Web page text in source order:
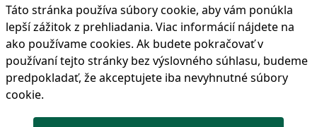
Táto stránka používa súbory cookie, aby vám ponúkla
lepší zážitok z prehliadania. Viac informácií nájdete na
ako používame cookies. Ak budete pokračovať v
používaní tejto stránky bez výslovného súhlasu, budeme
predpokladať, že akceptujete iba nevyhnutné súbory
cookie.
+36/30 343 6714
bratislava@lincos.sk
Lincos s.r.o., Rustaveliho 4, 831 06 Bratislava - m. č.
Rača, Slovensko
Iba sídlo firmy